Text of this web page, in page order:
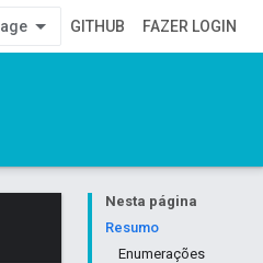
GITHUB FAZER LOGIN
Nesta página
Resumo
Enumerações